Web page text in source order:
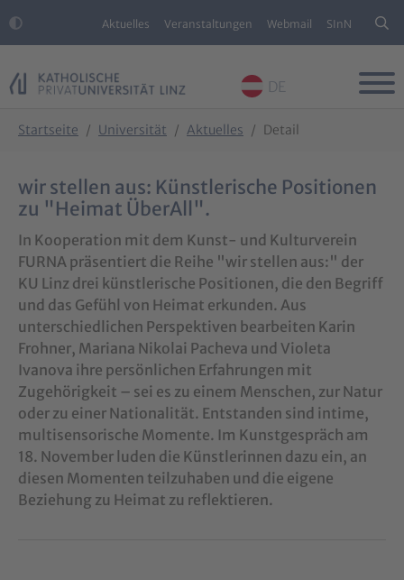
Aktuelles Veranstaltungen Webmail SInN
DE
Startseite Universität Aktuelles Detail
wir stellen aus: Künstlerische Positionen
zu "Heimat ÜberAll".
In Kooperation mit dem Kunst- und Kulturverein
FURNA präsentiert die Reihe "wir stellen aus:" der
KU Linz drei künstlerische Positionen, die den Begriff
und das Gefühl von Heimat erkunden. Aus
unterschiedlichen Perspektiven bearbeiten Karin
Frohner, Mariana Nikolai Pacheva und Violeta
Ivanova ihre persönlichen Erfahrungen mit
Zugehörigkeit – sei es zu einem Menschen, zur Natur
oder zu einer Nationalität. Entstanden sind intime,
multisensorische Momente. Im Kunstgespräch am
18. November luden die Künstlerinnen dazu ein, an
diesen Momenten teilzuhaben und die eigene
Beziehung zu Heimat zu reflektieren.